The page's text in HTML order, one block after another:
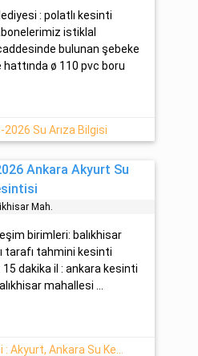
: polatlı kesinti
istiklal
bulunan şebeke
hattında ø 110 pvc boru
2026 Su Arıza Bilgisi
Ankara Akyurt Su
Mah.
birimleri: balıkhisar
tarafı tahmini kesinti
dakika il : ankara kesinti
mahallesi ...